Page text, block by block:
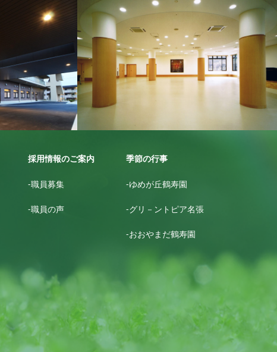
採用情報のご案内
-職員募集
-職員の声
季節の行事
-ゆめが丘鶴寿園
-グリ－ントピア名張
-おおやまだ鶴寿園